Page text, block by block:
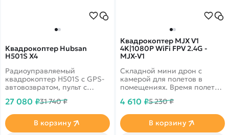
Квадрокоптер Hubsan
H501S X4
Радиоуправляемый
квадрокоптер H501S с GPS-
автовозвратом, пульт с
за мной'
27 080 ₽31 740 ₽
В корзину
Квадрокоптер MJX V1
4K|1080P WiFi FPV 2.4G -
MJX-V1
Складной мини дрон с
камерой для полетов в
помещениях. Время полета
50м. Трансляция видео
4 610 ₽5 230 ₽
В корзину